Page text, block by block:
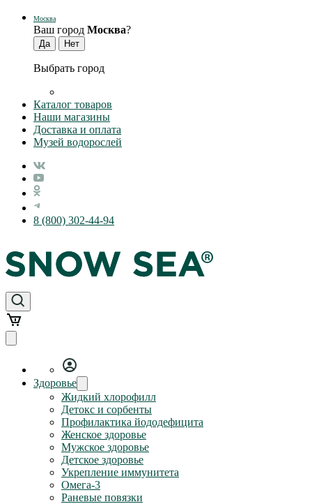
Москва
Ваш город Москва?
Выбрать город
Каталог товаров
Наши магазины
Доставка и оплата
Музей водорослей
8 (800) 302-44-94
Здоровье
Жидкий хлорофилл
Детокс и сорбенты
Профилактика йододефицита
Женское здоровье
Мужское здоровье
Детское здоровье
Укрепление иммунитета
Омега-3
Раневые повязки